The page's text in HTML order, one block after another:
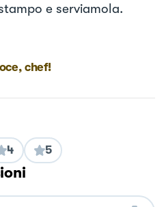
e serviamola.
chef!
4 5